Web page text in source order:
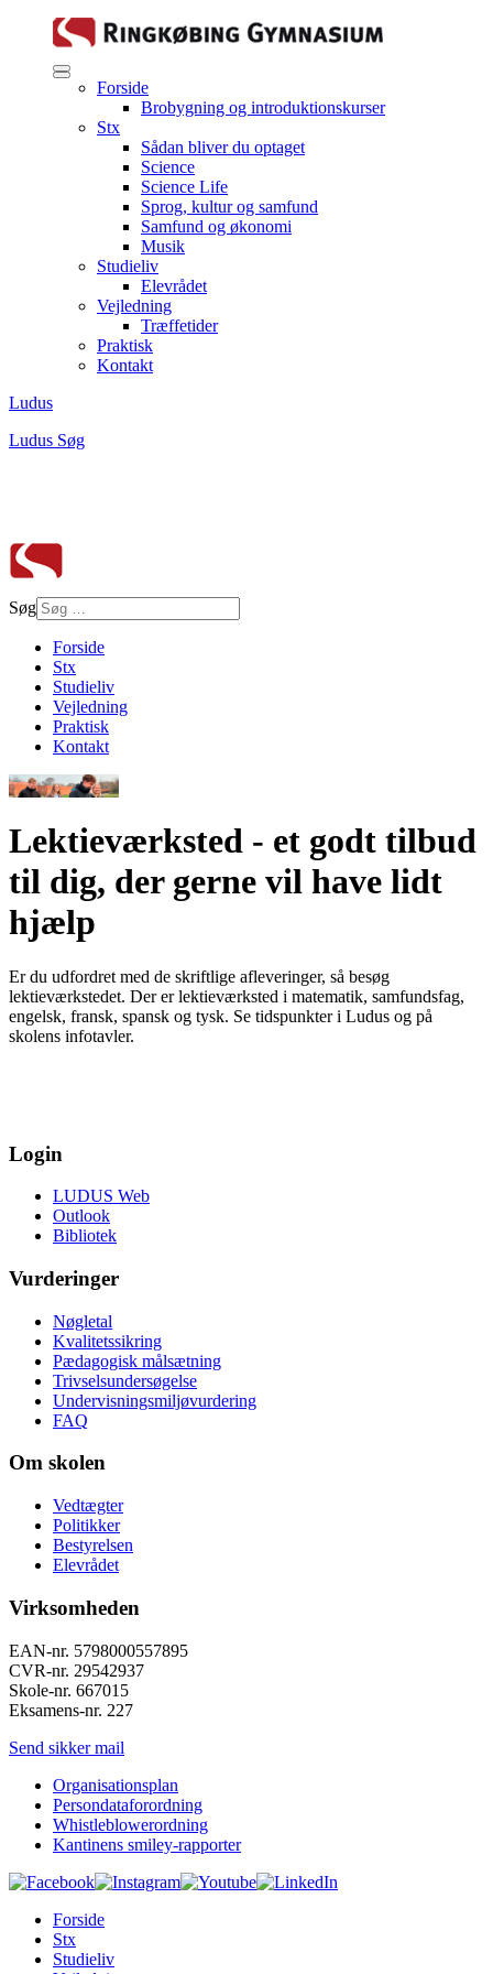
Forside
Brobygning og introduktionskurser
Stx
Sådan bliver du optaget
Science
Science Life
Sprog, kultur og samfund
Samfund og økonomi
Musik
Studieliv
Elevrådet
Vejledning
Træffetider
Praktisk
Kontakt
Ludus
Ludus Søg
Søg
Forside
Stx
Studieliv
Vejledning
Praktisk
Kontakt
Lektieværksted - et godt tilbud
til dig, der gerne vil have lidt
hjælp
Er du udfordret med de skriftlige afleveringer, så besøg
lektieværkstedet. Der er lektieværksted i matematik, samfundsfag,
engelsk, fransk, spansk og tysk. Se tidspunkter i Ludus og på
skolens infotavler.
Login
LUDUS Web
Outlook
Bibliotek
Vurderinger
Nøgletal
Kvalitetssikring
Pædagogisk målsætning
Trivselsundersøgelse
Undervisningsmiljøvurdering
FAQ
Om skolen
Vedtægter
Politikker
Bestyrelsen
Elevrådet
Virksomheden
EAN-nr. 5798000557895
CVR-nr. 29542937
Skole-nr. 667015
Eksamens-nr. 227
Send sikker mail
Organisationsplan
Persondataforordning
Whistleblowerordning
Kantinens smiley-rapporter
Forside
Stx
Studieliv